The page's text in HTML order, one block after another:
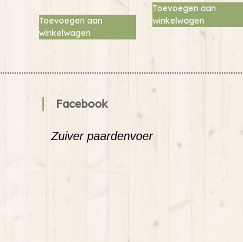
Toevoegen aan
winkelwagen
Toevoegen aan
winkelwagen
Facebook
Zuiver paardenvoer